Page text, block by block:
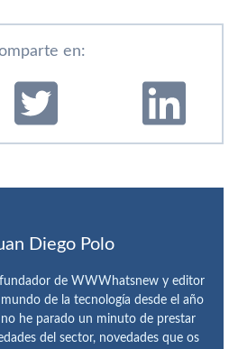
en:
Diego Polo
fundador de WWWhatsnew y editor
de la tecnología desde el año
he parado un minuto de prestar
del sector, novedades que os